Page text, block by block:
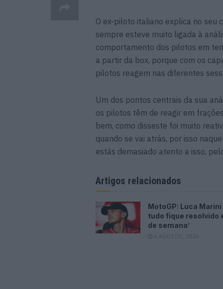
O ex-piloto italiano explica no seu
sempre esteve muito ligada à
comportamento dos pilotos em
a partir da box, porque com os
pilotos reagem nas diferentes
Um dos pontos centrais da sua
os pilotos têm de reagir em
bem, como disseste foi muito
quando se vai atrás, por isso
estás demasiado atento a isso,
Artigos relacionados
MotoGP: Luca Marini
tudo fique resolvido
de semana’
6 AGOSTO, 2026